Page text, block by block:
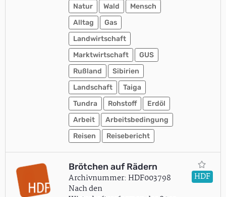
Natur Wald
Mensch
Alltag
Gas
Landwirtschaft
Marktwirtschaft
GUS
Rußland
Sibirien
Landschaft
Taiga
Tundra
Rohstoff
Erdöl
Arbeit
Arbeitsbedingung
Reisen
Reisebericht
Brötchen auf Rädern
Archivnummer: HDF003798
Nach den
HDF